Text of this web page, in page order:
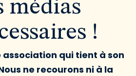
médias
!
qui tient à son
ne recourons ni à la